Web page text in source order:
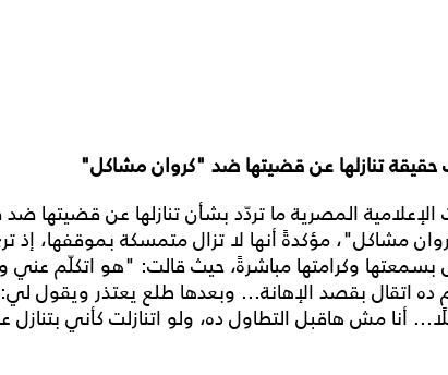
تنازلها عن قضيتها ضد "كروان مشاكل"
المصرية ما تردّد بشأن تنازلها عن قضيتها
مشاكل"، مؤكدةً أنها لا تزال متمسكة بموقفها، إذ
بسمعتها وكرامتها مباشرةً، حيث قالت: "هو اتكلّم
ده اتقال بقصد الإهانة... وبعدها طلع يعتذر ويقول
أنا مش هاقبل التطاول ده، ولو اتنازلت كأني بتنازل